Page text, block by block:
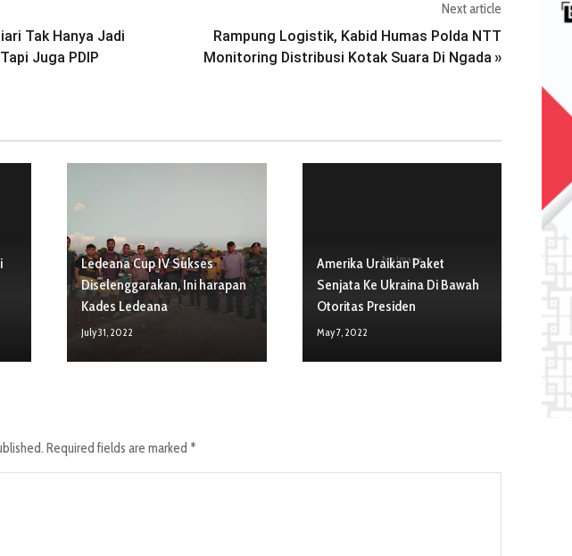
Tak Hanya Jadi
Juga PDIP
Next article
Rampung Logistik, Kabid Humas Polda NTT
Monitoring Distribusi Kotak Suara Di Ngada »
Ledeana Cup IV Sukses
Diselenggarakan, Ini harapan
Kades Ledeana
July 31, 2022
No Image
Amerika Uraikan Paket
Senjata Ke Ukraina Di Bawah
Otoritas Presiden
May 7, 2022
Required fields are marked *